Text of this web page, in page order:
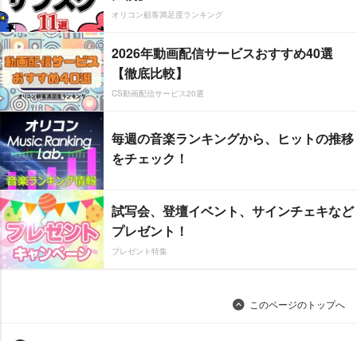
オリコン顧客満足度ランキング
2026年動画配信サービスおすすめ40選
【徹底比較】
CS動画配信サービス20選
毎週の音楽ランキングから、ヒットの推移
をチェック！
試写会、登壇イベント、サインチェキなど
プレゼント！
プレゼント特集
このページのトップへ